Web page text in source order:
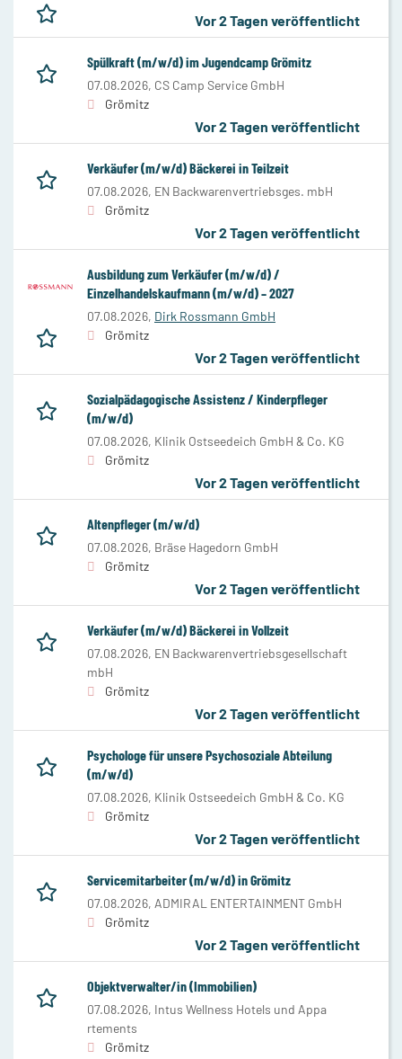
Vor 2 Tagen veröffentlicht
Spülkraft (m/w/d) im Jugendcamp Grömitz
07.08.2026, CS Camp Service GmbH
Grömitz
Vor 2 Tagen veröffentlicht
Verkäufer (m/w/d) Bäckerei in Teilzeit
07.08.2026, EN Backwarenvertriebsges. mbH
Grömitz
Vor 2 Tagen veröffentlicht
Ausbildung zum Verkäufer (m/w/d) /
Einzelhandelskaufmann (m/w/d) – 2027
07.08.2026, Dirk Rossmann GmbH
Grömitz
Vor 2 Tagen veröffentlicht
Sozialpädagogische Assistenz / Kinderpfleger
(m/w/d)
07.08.2026, Klinik Ostseedeich GmbH & Co. KG
Grömitz
Vor 2 Tagen veröffentlicht
Altenpfleger (m/w/d)
07.08.2026, Bräse Hagedorn GmbH
Grömitz
Vor 2 Tagen veröffentlicht
Verkäufer (m/w/d) Bäckerei in Vollzeit
07.08.2026, EN Backwarenvertriebsgesellschaft
mbH
Grömitz
Vor 2 Tagen veröffentlicht
Psychologe für unsere Psychosoziale Abteilung
(m/w/d)
07.08.2026, Klinik Ostseedeich GmbH & Co. KG
Grömitz
Vor 2 Tagen veröffentlicht
Servicemitarbeiter (m/w/d) in Grömitz
07.08.2026, ADMIRAL ENTERTAINMENT GmbH
Grömitz
Vor 2 Tagen veröffentlicht
Objektverwalter/in (Immobilien)
07.08.2026, Intus Wellness Hotels und Appa
rtements
Grömitz